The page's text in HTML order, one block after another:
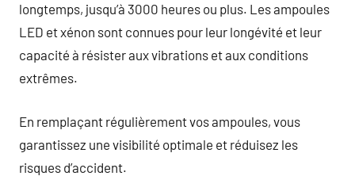
longtemps, jusqu’à 3000 heures ou plus. Les ampoules
LED et xénon sont connues pour leur longévité et leur
capacité à résister aux vibrations et aux conditions
extrêmes.
En remplaçant régulièrement vos ampoules, vous
garantissez une visibilité optimale et réduisez les
risques d’accident.